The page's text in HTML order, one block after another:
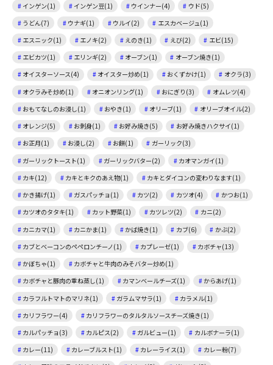
インゲン(1)
インゲン豆(1) ウインナー(4)
ウド(5)
うどん(7)
ウナギ(1) ウルイ(2)
エスカベージュ(1)
エスニック(1)
エノキ(2) えのき(1) えび(2)
エビ(15)
エビカツ(1)
エリンギ(2) オーブン(1)
オーブン焼き(1)
オイスターソース(4)
オイスター炒め(1) おくずかけ(1)
オクラ(3)
オクラみそ炒め(1)
オニオンリング(1) おにぎり(3)
オムレツ(4)
おもてなしのお浸し(1)
おやき(1) オリーブ(1)
オリーブオイル(2)
オレンジ(5)
お刺身(1) お好み焼き(5)
お好み焼きハクサイ(1)
お正月(1)
お浸し(2) お餅(1)
ガーリック(3)
ガーリックトースト(1)
ガーリックバター(2)
カオマンガイ(1)
カキ(12)
カキとキクのあえ物(1)
カキとダイコンの変わりなます(1)
かき揚げ(1)
ガスパッチョ(1) カツ(2) カツオ(4)
かつお(1)
カツオのタタキ(1)
カット野菜(1) カツレツ(2)
カニ(2)
カニカマ(1)
カニかま(1) かば焼き(1) カブ(6)
かぶ(2)
カブとベーコンのペペロンチーノ(1)
カプレーゼ(1)
カボチャ(13)
かぼちゃ(1)
カボチャと牛肉のみそバター炒め(1)
カボチャと豚肉の重ね蒸し(1)
カマンベールチーズ(1)
からあげ(1)
カラフルトマトのマリネ(1)
ガラムマサラ(1)
カラメル(1)
カリフラワー(4)
カリフラワーのタルタルソースチーズ焼き(1)
カルパッチョ(3)
カルピス(2) ガルビュー(1)
カルボナーラ(1)
カレー(11)
カレーブルスト(1) カレーライス(1)
カレー粉(7)